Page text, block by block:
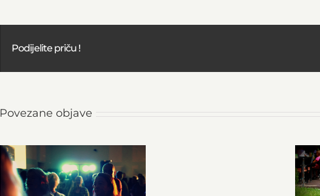
Podijelite priču !
Povezane objave